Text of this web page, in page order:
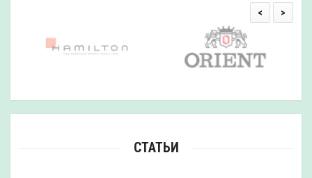
< >
СТАТЬИ